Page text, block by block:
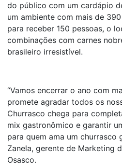
do público com um cardápio
um ambiente com mais de
para receber 150 pessoas, o
combinações com carnes
brasileiro irresistível.
“Vamos encerrar o ano com
promete agradar todos os
Churrasco chega para
mix gastronômico e garantir
para quem ama um churrasco
Zanela, gerente de Marketing
Osasco.